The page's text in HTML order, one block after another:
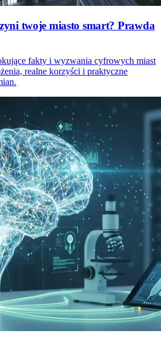
twoje miasto smart? Prawda
fakty i wyzwania cyfrowych miast
realne korzyści i praktyczne